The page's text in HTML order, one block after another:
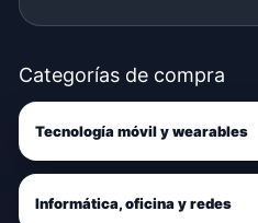
Categorías de compra
Tecnología móvil y wearables
Informática, oficina y redes